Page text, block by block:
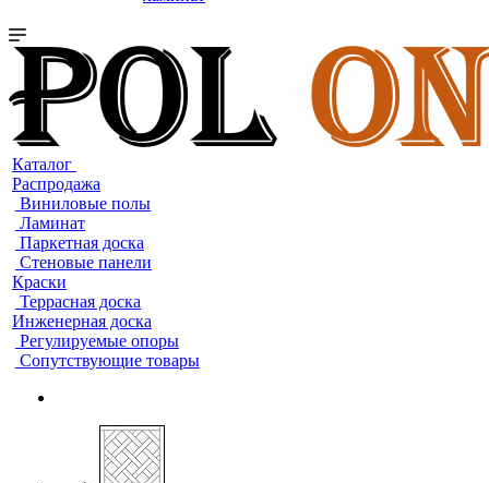
Каталог
Распродажа
Виниловые полы
Ламинат
Паркетная доска
Стеновые панели
Краски
Террасная доска
Инженерная доска
Регулируемые опоры
Сопутствующие товары